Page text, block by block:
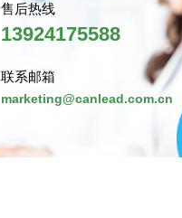
售后热线
13924175588
联系邮箱
marketing@canlead.com.cn